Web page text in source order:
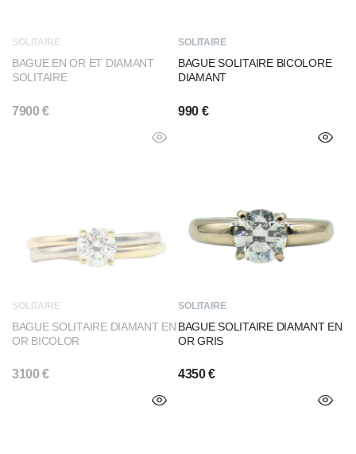
SOLITAIRE
BAGUE EN OR ET DIAMANT
SOLITAIRE
7900€
SOLITAIRE
BAGUE SOLITAIRE BICOLORE
DIAMANT
990 €
SOLITAIRE
BAGUE SOLITAIRE DIAMANT EN
OR BICOLOR
3100€
SOLITAIRE
BAGUE SOLITAIRE DIAMANT EN
OR GRIS
4350€